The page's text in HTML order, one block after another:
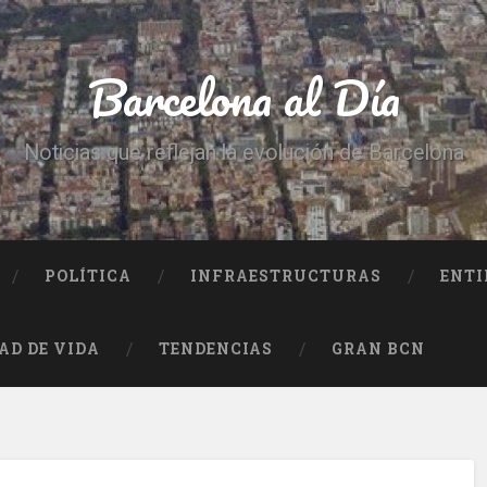
Barcelona al Día
Noticias que reflejan la evolución de Barcelona
POLÍTICA INFRAESTRUCTURAS
DE VIDA TENDENCIAS GRAN BCN